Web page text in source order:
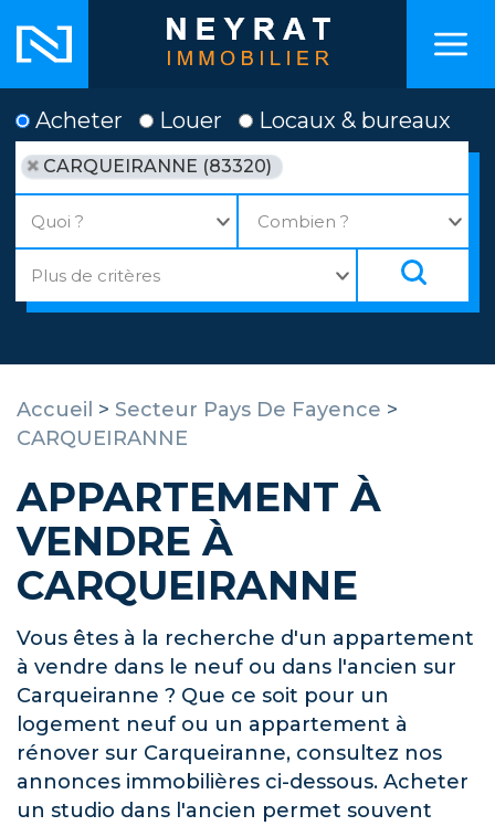
Acheter Louer Locaux & bureaux
CARQUEIRANNE (83320)
Accueil > Secteur Pays De Fayence >
CARQUEIRANNE
APPARTEMENT À
VENDRE À
CARQUEIRANNE
Vous êtes à la recherche d'un appartement
à vendre dans le neuf ou dans l'ancien sur
Carqueiranne ? Que ce soit pour un
logement neuf ou un appartement à
rénover sur Carqueiranne, consultez nos
annonces immobilières ci-dessous. Acheter
un studio dans l'ancien permet souvent